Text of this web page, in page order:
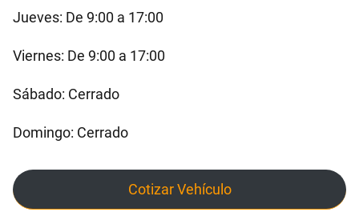
Jueves: De 9:00 a 17:00
Viernes: De 9:00 a 17:00
Sábado: Cerrado
Domingo: Cerrado
Cotizar Vehículo